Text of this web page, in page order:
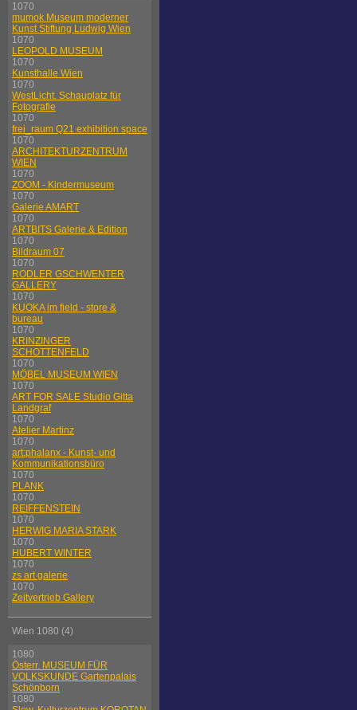
1070
mumok Museum moderner
Kunst Stiftung Ludwig Wien
1070
LEOPOLD MUSEUM
1070
Kunsthalle Wien
1070
WestLicht. Schauplatz für
Fotografie
1070
frei_raum Q21 exhibition space
1070
ARCHITEKTURZENTRUM
WIEN
1070
ZOOM - Kindermuseum
1070
Galerie AMART
1070
ARTBITS Galerie & Edition
1070
Bildraum 07
1070
RODLER GSCHWENTER
GALLERY
1070
KUOKA im field - store &
bureau
1070
KRINZINGER
SCHOTTENFELD
1070
MÖBEL MUSEUM WIEN
1070
ART FOR SALE Studio Gitta
Landgraf
1070
Atelier Martinz
1070
art:phalanx - Kunst- und
Kommunikationsbüro
1070
PLANK
1070
REIFFENSTEIN
1070
HERWIG MARIA STARK
1070
HUBERT WINTER
1070
zs art galerie
1070
Zeitvertrieb Gallery
Wien 1080 (4)
1080
Österr. MUSEUM FÜR
VOLKSKUNDE Gartenpalais
Schönborn
1080